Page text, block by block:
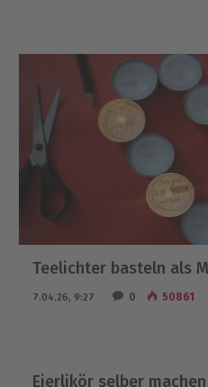
Teelichter basteln als
7.04.26, 9:27 0 50861
Eierlikör selber